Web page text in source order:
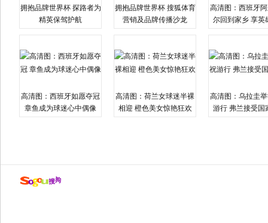
拥抱品牌世界杯 探路者为
精英保驾护航
拥抱品牌世界杯 搜狐体育
营销及品牌传播沙龙
高清图：西班牙
尔回到家乡 享英
高清图：西班牙如愿夺冠
章鱼成为球迷心中偶像
高清图：荷兰女球迷半裸
相迎 橙色美女惊艳狂欢
高清图：乌拉圭
游行 弗兰接受国